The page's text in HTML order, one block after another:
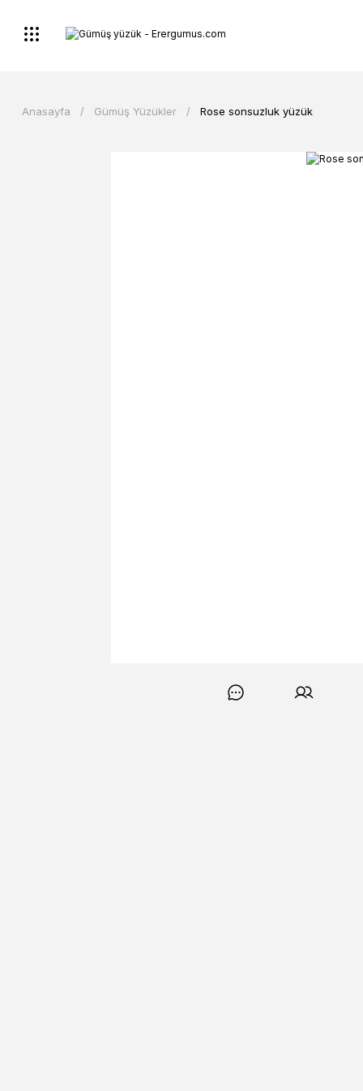
Anasayfa Gümüş Yüzükler Rose sonsuzluk yüzük